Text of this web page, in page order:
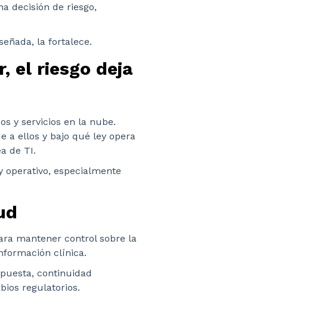
decisión de riesgo,
la fortalece.
el riesgo deja
y servicios en la nube.
a ellos y bajo qué ley opera
de TI.
operativo, especialmente
mantener control sobre la
clínica.
continuidad
regulatorios.